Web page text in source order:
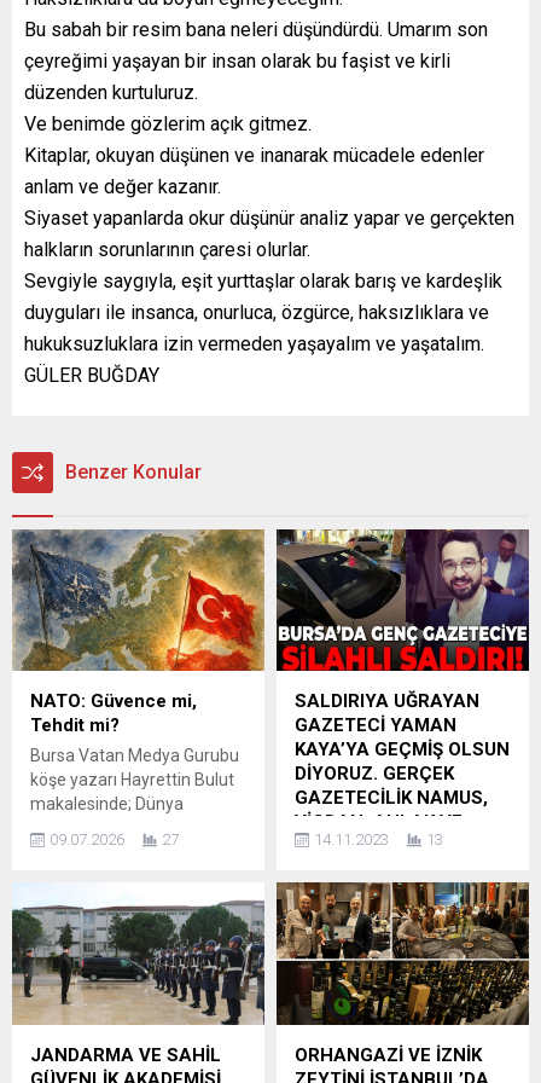
Bu sabah bir resim bana neleri düşündürdü. Umarım son
çeyreğimi yaşayan bir insan olarak bu faşist ve kirli
düzenden kurtuluruz.
Ve benimde gözlerim açık gitmez.
Kitaplar, okuyan düşünen ve inanarak mücadele edenler
anlam ve değer kazanır.
Siyaset yapanlarda okur düşünür analiz yapar ve gerçekten
halkların sorunlarının çaresi olurlar.
Sevgiyle saygıyla, eşit yurttaşlar olarak barış ve kardeşlik
duyguları ile insanca, onurluca, özgürce, haksızlıklara ve
hukuksuzluklara izin vermeden yaşayalım ve yaşatalım.
GÜLER BUĞDAY
Benzer Konular
NATO: Güvence mi,
Tehdit mi?
Bursa Vatan Medya Gurubu
köşe yazarı Hayrettin Bulut
makalesinde; Dünya
Haritalar değişmese de güç
dönüşüyor. Rusya-Ukrayna
savaşı, Orta Doğu’da bitmek
bilmeyen çatışmalar, enerji
koridorları üzerindeki
rekabet ve yükselen yeni
güç merkezleri, uluslararası
sistemi farklı bir noktaya
09.07.2026 27
SALDIRIYA UĞRAYAN
GAZETECİ YAMAN
KAYA’YA GEÇMİŞ OLSUN
DİYORUZ. GERÇEK
GAZETECİLİK NAMUS,
VİCDAN, AHLAK VE
YÜREK İSTİYOR.
Güler Buğday makalesinde;
Ülkemizde tuzun koktuğu,
sapla samanın birbirine
karıştığı, sanal medyada iki
kuruşluk sitelerde kendilerini
gazeteci (!) ilan edip itibar
cellâtlığının yapıldığı
günümüzde zordur
14.11.2023 13
JANDARMA VE SAHİL
ORHANGAZİ VE İZNİK